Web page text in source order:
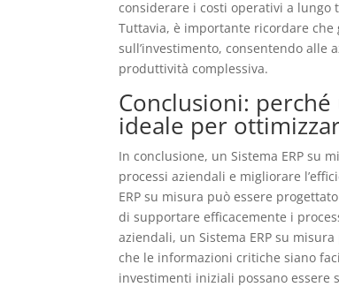
considerare i costi operativi a lungo
Tuttavia, è importante ricordare
sull’investimento, consentendo alle
produttività complessiva.
Conclusioni: perché
ideale per
In conclusione, un Sistema ERP su
processi aziendali e migliorare
ERP su misura può essere
di supportare efficacemente i
aziendali, un Sistema ERP su
che le informazioni critiche siano
investimenti iniziali possano essere